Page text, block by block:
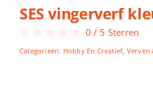
SES vingerverf
0 / 5 Sterren
Categorieën: Hobby En Creatief, Verven